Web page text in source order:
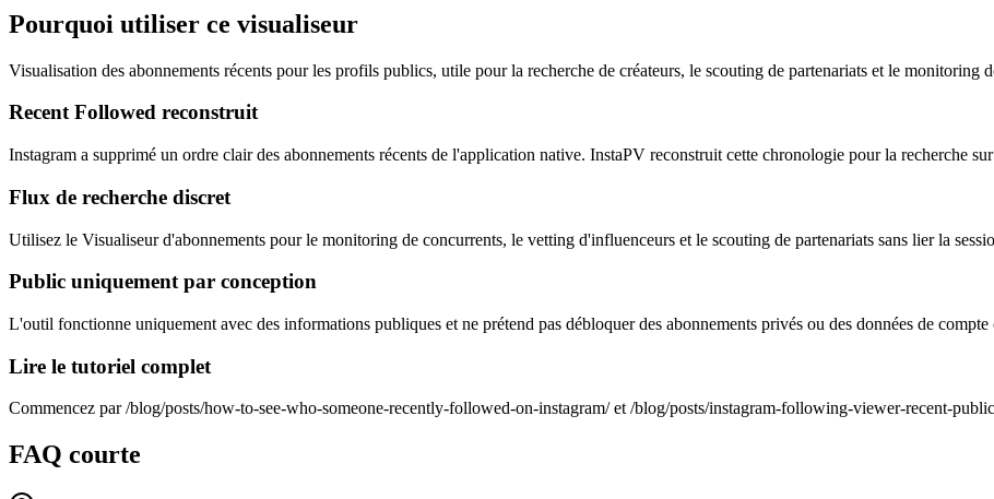
Pourquoi utiliser ce visualiseur
Visualisation des abonnements récents pour les profils publics, utile pour la recherche de créateurs, le scouting de partenariats et le monitoring
Recent Followed reconstruit
Instagram a supprimé un ordre clair des abonnements récents de l'application native. InstaPV reconstruit cette chronologie pour la recherche
Flux de recherche discret
Utilisez le Visualiseur d'abonnements pour le monitoring de concurrents, le vetting d'influenceurs et le scouting de partenariats sans lier la
Public uniquement par conception
L'outil fonctionne uniquement avec des informations publiques et ne prétend pas débloquer des abonnements privés ou des données de compte
Lire le tutoriel complet
Commencez par /blog/posts/how-to-see-who-someone-recently-followed-on-instagram/ et /blog/posts/instagram-following-viewer-recent-
FAQ courte